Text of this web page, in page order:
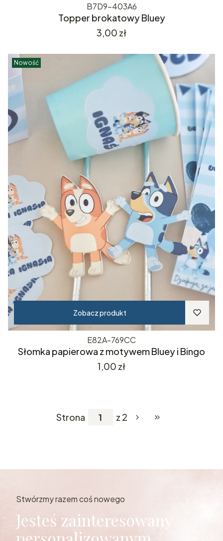
B7D9-403A6
Topper brokatowy Bluey
Cena
3,00 zł
Nowość
Zobacz produkt
E82A-769CC
Słomka papierowa z motywem Bluey i Bingo
Cena
1,00 zł
Strona z 2 Przejdź do
Stwórzmy razem coś nowego
Jesteś zainteresowany